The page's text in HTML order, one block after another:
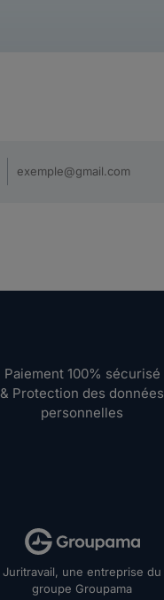
Paiement 100% sécurisé
& Protection des données
personnelles
Juritravail, une entreprise du
groupe Groupama